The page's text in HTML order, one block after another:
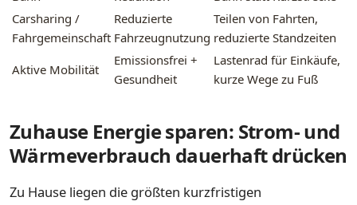
Carsharing /
Fahrgemeinschaft
Reduzierte
Fahrzeugnutzung
Teilen von Fahrten,
reduzierte Standzeiten
Aktive Mobilität
Emissionsfrei +
Gesundheit
Lastenrad für Einkäufe,
kurze Wege zu Fuß
Zuhause Energie sparen: Strom- und
Wärmeverbrauch dauerhaft drücken
Zu Hause liegen die größten kurzfristigen